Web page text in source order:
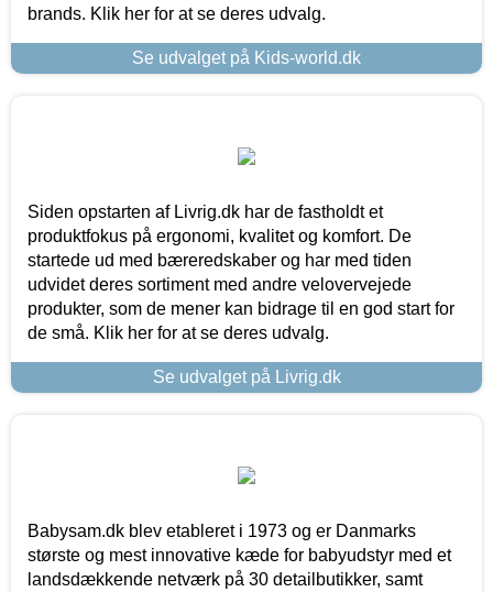
brands. Klik her for at se deres udvalg.
Se udvalget på Kids-world.dk
Siden opstarten af Livrig.dk har de fastholdt et
produktfokus på ergonomi, kvalitet og komfort. De
startede ud med bæreredskaber og har med tiden
udvidet deres sortiment med andre velovervejede
produkter, som de mener kan bidrage til en god start for
de små. Klik her for at se deres udvalg.
Se udvalget på Livrig.dk
Babysam.dk blev etableret i 1973 og er Danmarks
største og mest innovative kæde for babyudstyr med et
landsdækkende netværk på 30 detailbutikker, samt